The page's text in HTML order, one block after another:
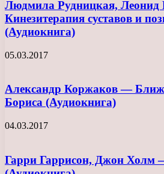
Людмила Рудницкая,
Кинезитерапия суставов и
(Аудиокнига)
05.03.2017
Александр Коржаков —
Бориса (Аудиокнига)
04.03.2017
Гарри Гаррисон, Джон Холм